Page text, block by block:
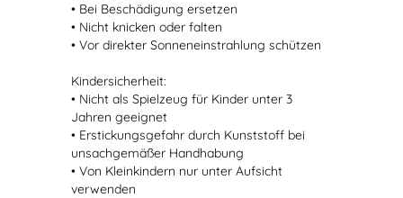
• Bei Beschädigung ersetzen
• Nicht knicken oder falten
• Vor direkter Sonneneinstrahlung schützen
Kindersicherheit:
• Nicht als Spielzeug für Kinder unter 3
Jahren geeignet
• Erstickungsgefahr durch Kunststoff bei
unsachgemäßer Handhabung
• Von Kleinkindern nur unter Aufsicht
verwenden